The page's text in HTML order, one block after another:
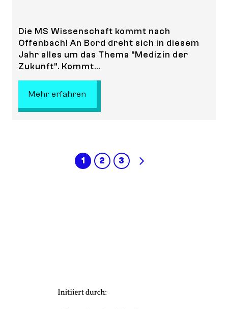
Die MS Wissenschaft kommt nach
Offenbach! An Bord dreht sich in diesem
Jahr alles um das Thema "Medizin der
Zukunft". Kommt...
Mehr erfahren
1 2 3